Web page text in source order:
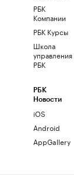
РБК
Компании
РБК Курсы
Школа
управления
РБК
РБК
Новости
iOS
Android
AppGallery